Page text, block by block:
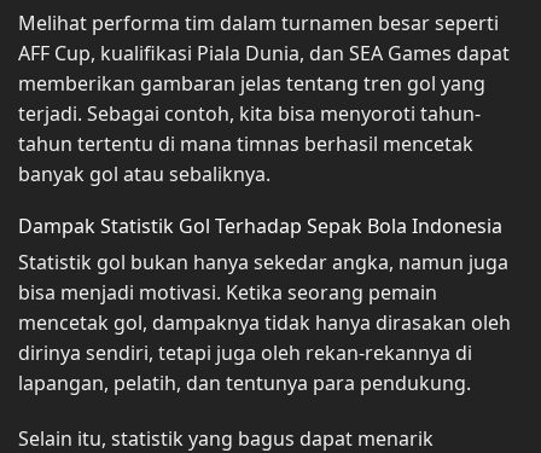
Melihat performa tim dalam turnamen besar seperti
AFF Cup, kualifikasi Piala Dunia, dan SEA Games dapat
memberikan gambaran jelas tentang tren gol yang
terjadi. Sebagai contoh, kita bisa menyoroti tahun-
tahun tertentu di mana timnas berhasil mencetak
banyak gol atau sebaliknya.
Dampak Statistik Gol Terhadap Sepak Bola Indonesia
Statistik gol bukan hanya sekedar angka, namun juga
bisa menjadi motivasi. Ketika seorang pemain
mencetak gol, dampaknya tidak hanya dirasakan oleh
dirinya sendiri, tetapi juga oleh rekan-rekannya di
lapangan, pelatih, dan tentunya para pendukung.
Selain itu, statistik yang bagus dapat menarik